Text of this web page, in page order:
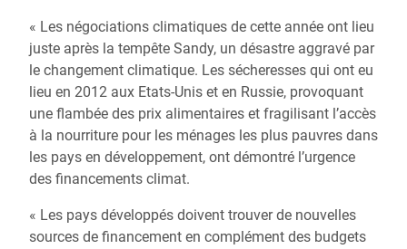
« Les négociations climatiques de cette année ont lieu
juste après la tempête Sandy, un désastre aggravé par
le changement climatique. Les sécheresses qui ont eu
lieu en 2012 aux Etats-Unis et en Russie, provoquant
une flambée des prix alimentaires et fragilisant l’accès
à la nourriture pour les ménages les plus pauvres dans
les pays en développement, ont démontré l’urgence
des financements climat.
« Les pays développés doivent trouver de nouvelles
sources de financement en complément des budgets